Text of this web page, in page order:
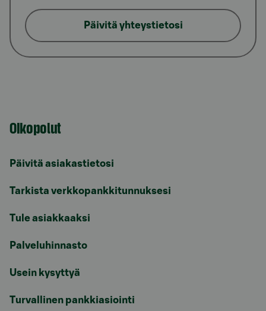
Päivitä yhteystietosi
Oikopolut
Päivitä asiakastietosi
Tarkista verkkopankkitunnuksesi
Tule asiakkaaksi
Palveluhinnasto
Usein kysyttyä
Turvallinen pankkiasiointi